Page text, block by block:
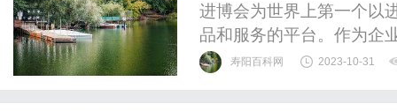
进博会为世界上第一个以
品和服务的平台。作为企
何报名参展​呢？费用又是
寿阳百科网 2023-10-31